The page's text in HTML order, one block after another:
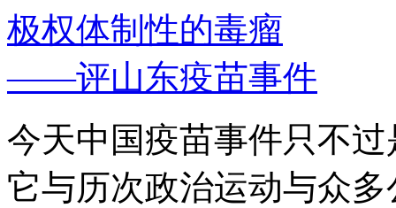
极权体制性的毒瘤
——评山东疫苗事件
今天中国疫苗事件只不
它与历次政治运动与众